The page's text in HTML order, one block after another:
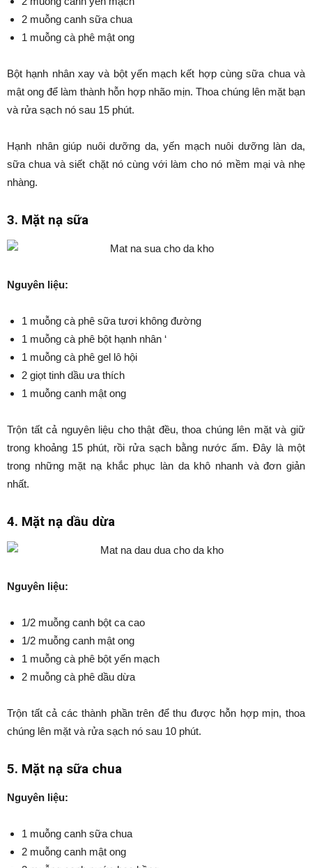
2 muỗng canh sữa chua
1 muỗng cà phê mật ong
Bột hạnh nhân xay và bột yến mạch kết hợp cùng sữa chua và
mật ong để làm thành hỗn hợp nhão mịn. Thoa chúng lên mặt bạn
và rửa sạch nó sau 15 phút.
Hạnh nhân giúp nuôi dưỡng da, yến mạch nuôi dưỡng làn da,
sữa chua và siết chặt nó cùng với làm cho nó mềm mại và nhẹ
nhàng.
3. Mặt nạ sữa
Nguyên liệu:
1 muỗng cà phê sữa tươi không đường
1 muỗng cà phê bột hạnh nhân ‘
1 muỗng cà phê gel lô hội
2 giọt tinh dầu ưa thích
1 muỗng canh mật ong
Trộn tất cả nguyên liệu cho thật đều, thoa chúng lên mặt và giữ
trong khoảng 15 phút, rồi rửa sạch bằng nước ấm. Đây là một
trong những mặt nạ khắc phục làn da khô nhanh và đơn giản
nhất.
4. Mặt nạ dầu dừa
Nguyên liệu:
1/2 muỗng canh bột ca cao
1/2 muỗng canh mật ong
1 muỗng cà phê bột yến mạch
2 muỗng cà phê dầu dừa
Trộn tất cả các thành phần trên để thu được hỗn hợp mịn, thoa
chúng lên mặt và rửa sạch nó sau 10 phút.
5. Mặt nạ sữa chua
Nguyên liệu:
1 muỗng canh sữa chua
2 muỗng canh mật ong